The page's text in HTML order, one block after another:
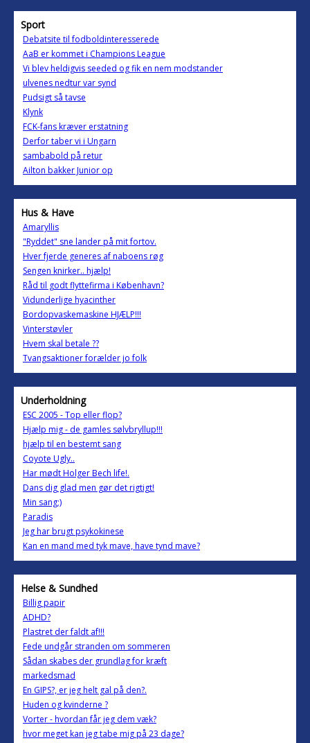
Sport
Debatsite til fodboldinteresserede
AaB er kommet i Champions League
Vi blev heldigvis seeded og fik en nem modstander
ulvenes nedtur var synd
Pudsigt så tavse
Klynk
FCK-fans kræver erstatning
Derfor taber vi i Ungarn
sambabold på retur
Ailton bakker Junior op
Hus & Have
Amaryllis
"Ryddet" sne lander på mit fortov.
Hver fjerde generes af naboens røg
Sengen knirker.. hjælp!
Råd til godt flyttefirma i København?
Vidunderlige hyacinther
Bordopvaskemaskine HJÆLP!!!
Vinterstøvler
Hvem skal betale ??
Tvangsaktioner forælder jo folk
Underholdning
ESC 2005 - Top eller flop?
Hjælp mig - de gamles sølvbryllup!!!
hjælp til en bestemt sang
Coyote Ugly..
Har mødt Holger Bech life!.
Dans dig glad men gør det rigtigt!
Min sang;)
Paradis
Jeg har brugt psykokinese
Kan en mand med tyk mave, have tynd mave?
Helse & Sundhed
Billig papir
ADHD?
Plastret der faldt af!!!
Fede undgår stranden om sommeren
Sådan skabes der grundlag for kræft
markedsmad
En GIPS?, er jeg helt gal på den?.
Huden og kvinderne ?
Vorter - hvordan får jeg dem væk?
hvor meget kan jeg tabe mig på 23 dage?